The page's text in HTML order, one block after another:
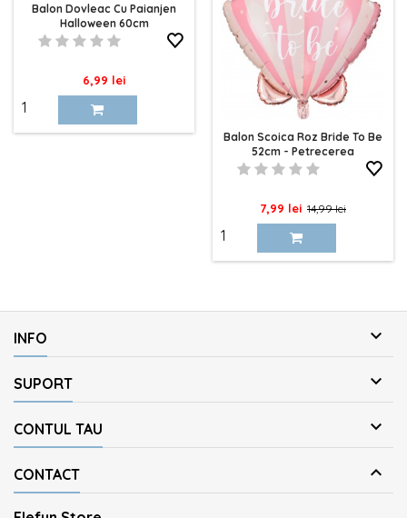
Balon Dovleac Cu Paianjen
Halloween 60cm
Pret
6,99 lei
Balon Scoica Roz Bride To Be
52cm - Petrecerea
Burlacitelor
Pret
7,99 lei Pret
baza
14,99 lei
INFO 
SUPORT 
CONTUL TAU 
CONTACT 